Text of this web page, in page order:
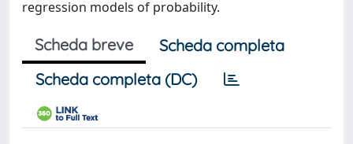
regression models of probability.
Scheda breve
Scheda completa
Scheda completa (DC)